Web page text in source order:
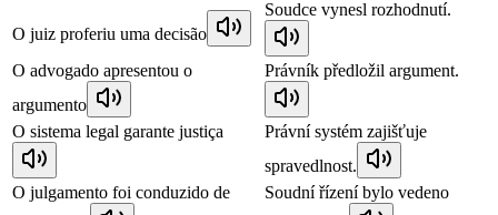
O juiz proferiu uma decisão
Soudce vynesl rozhodnutí.
O advogado apresentou o
argumento
Právník předložil argument.
O sistema legal garante justiça
Právní systém zajišťuje
spravedlnost.
O julgamento foi conduzido de
Soudní řízení bylo vedeno